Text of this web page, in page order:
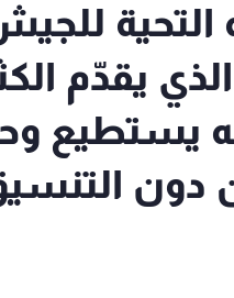
يقدّم
يستطيع
دون